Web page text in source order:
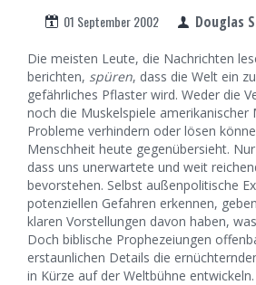
01 September 2002 Douglas
Die meisten Leute, die Nachrichten
berichten, spüren, dass die Welt ein
gefährliches Pflaster wird. Weder die
noch die Muskelspiele amerikanischer
Probleme verhindern oder lösen
Menschheit heute gegenübersieht.
dass uns unerwartete und weit
bevorstehen. Selbst außenpolitische
potenziellen Gefahren erkennen,
klaren Vorstellungen davon haben,
Doch biblische Prophezeiungen
erstaunlichen Details die
in Kürze auf der Weltbühne entwickeln.